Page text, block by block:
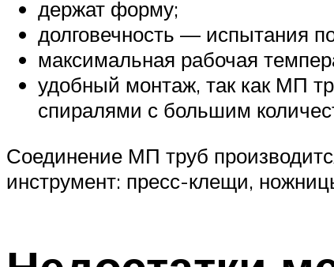
держат форму;
долговечность — испытания
максимальная рабочая
удобный монтаж, так как МП
спиралями с большим
Соединение МП труб
инструмент: пресс-клещи,